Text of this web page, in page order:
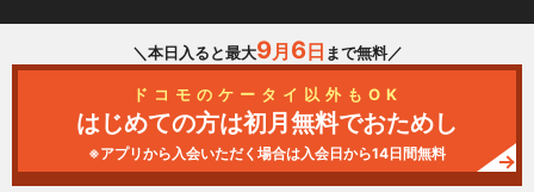
＼本日入ると最大9月 6日 まで無料／
ドコモのケータイ以外もOK
はじめての方は初月無料でおためし
※アプリから入会いただく場合は入会日から14日間無料